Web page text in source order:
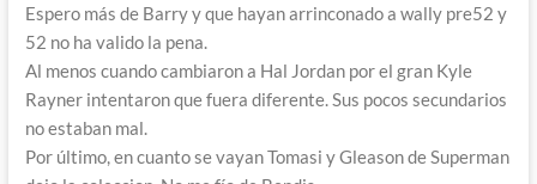
Espero más de Barry y que hayan arrinconado a wally pre52 y
52 no ha valido la pena.
Al menos cuando cambiaron a Hal Jordan por el gran Kyle
Rayner intentaron que fuera diferente. Sus pocos secundarios
no estaban mal.
Por último, en cuanto se vayan Tomasi y Gleason de Superman